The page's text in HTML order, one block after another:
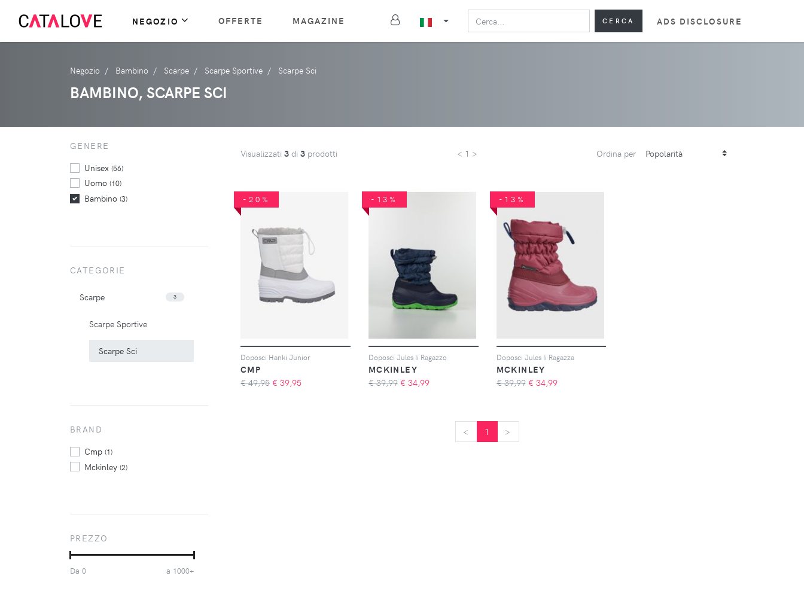
NEGOZIO OFFERTE MAGAZINE CERCA ADS DISCLOSURE
Negozio Bambino Scarpe Scarpe Sportive Scarpe Sci
BAMBINO, SCARPE SCI
Visualizzati 3 di 3 prodotti < 1 > Ordina per
-20%
Doposci Hanki Junior
CMP
€ 49,95 € 39,95
-13%
Doposci Jules Ii Ragazzo
MCKINLEY
€ 39,99 € 34,99
-13%
Doposci Jules Ii Ragazza
MCKINLEY
€ 39,99 € 34,99
< 1 >
GENERE
Unisex (56)
Uomo (10)
Bambino (3)
CATEGORIE
Scarpe 3
Scarpe Sportive
Scarpe Sci
BRAND
Cmp (1)
Mckinley (2)
PREZZO
Da 0 a 1000+